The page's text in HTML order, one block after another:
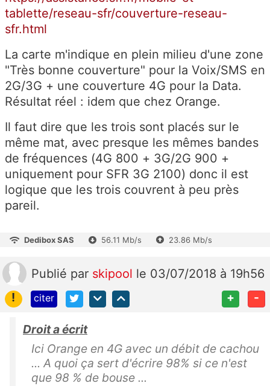
tablette/reseau-sfr/couverture-reseau-
sfr.html
La carte m'indique en plein milieu d'une zone
"Très bonne couverture" pour la Voix/SMS en
2G/3G + une couverture 4G pour la Data.
Résultat réel : idem que chez Orange.
Il faut dire que les trois sont placés sur le
même mat, avec presque les mêmes bandes
de fréquences (4G 800 + 3G/2G 900 +
uniquement pour SFR 3G 2100) donc il est
logique que les trois couvrent à peu près
pareil.
Dedibox SAS 56.11 Mb/s 23.86 Mb/s
Publié par skipool le 03/07/2018 à 19h56
!
citer + -
Droit a écrit
Ici Orange en 4G avec un débit de cachou
... A quoi ça sert d'écrire 98% si ce n'est
que 98 % de bouse ...